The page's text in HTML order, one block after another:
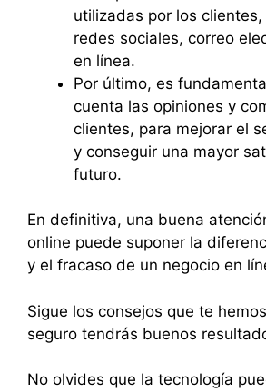
utilizadas por los
redes sociales, correo
en línea.
Por último, es
cuenta las opiniones y
clientes, para mejorar el
y conseguir una mayor
futuro.
En definitiva, una buena
online puede suponer la
y el fracaso de un negocio en
Sigue los consejos que te
seguro tendrás buenos
No olvides que la tecnología